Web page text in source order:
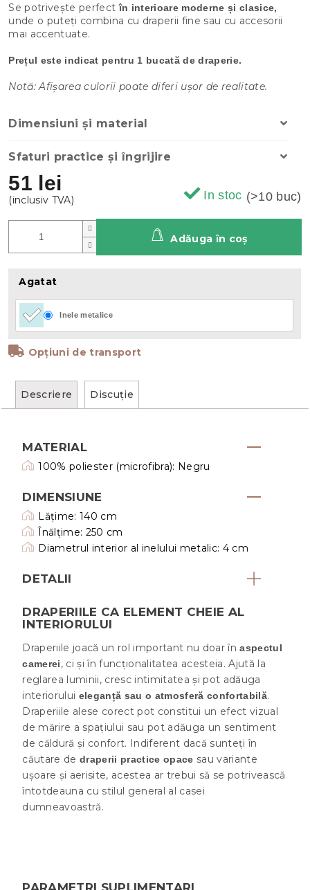
51 lei
In stoc (>10 buc)
Agatat
Inele metalice
Opțiuni de transport
Adăuga în coş
Se potrivește perfectîn interioare moderne și clasice,
unde o puteți combina cu draperii fine sau cu accesorii
mai accentuate.
Prețul este indicat pentru 1 bucată de draperie.
Notă: Afișarea culorii poate diferi ușor de realitate.
Dimensiuni și material
Sfaturi practice și îngrijire
Descriere Discuţie
MATERIAL
100% poliester (microfibra): Negru
DIMENSIUNE
Lățime: 140 cm
Înălțime: 250 cm
Diametrul interior al inelului metalic: 4 cm
DETALII
DRAPERIILE CA ELEMENT CHEIE AL
INTERIORULUI
Draperiile joacă un rol important nu doar înaspectul
camerei, ci și în funcționalitatea acesteia. Ajută la
reglarea luminii, cresc intimitatea și pot adăuga
interiorului eleganță sau o atmosferă confortabilă.
Draperiile alese corect pot constitui un efect vizual
de mărire a spațiului sau pot adăuga un sentiment
de căldură și confort. Indiferent dacă sunteți în
căutare de draperii practice opace sau variante
ușoare și aerisite, acestea ar trebui să se potrivească
întotdeauna cu stilul general al casei
dumneavoastră.
PARAMETRI SUPLIMENTARI